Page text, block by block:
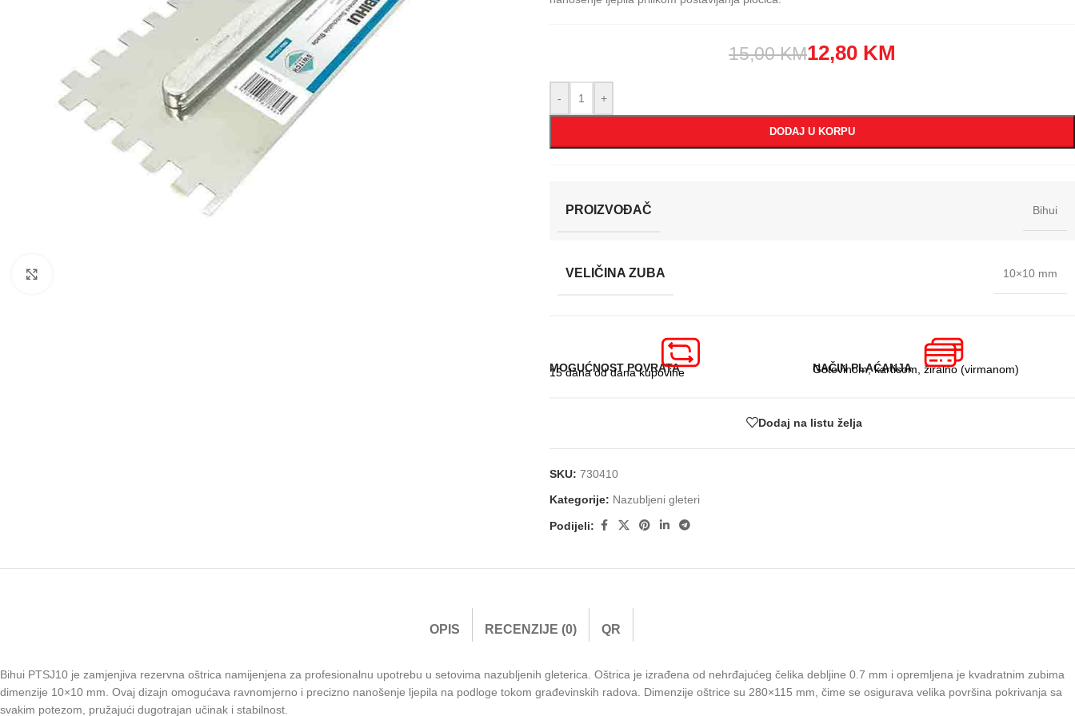
15,00KM12,80 KM
- +
DODAJ U KORPU
PROIZVOĐAČ Bihui
VELIČINA ZUBA 10×10 mm
MOGUĆNOST POVRATA
15 dana od dana kupovine NAČIN PLAĆANJA
Gotovinom, karticom, žiralno (virmanom)
Dodaj na listu želja
SKU: 730410
Kategorije: Nazubljeni gleteri
Podijeli:
OPIS RECENZIJE (0) QR
Bihui PTSJ10 je zamjenjiva rezervna oštrica namijenjena za profesionalnu upotrebu u setovima nazubljenih gleterica. Oštrica je izrađena od nehrđajućeg čelika debljine 0.7 mm i opremljena je kvadratnim zubima
dimenzije 10×10 mm. Ovaj dizajn omogućava ravnomjerno i precizno nanošenje ljepila na podloge tokom građevinskih radova. Dimenzije oštrice su 280×115 mm, čime se osigurava velika površina pokrivanja sa
svakim potezom, pružajući dugotrajan učinak i stabilnost.